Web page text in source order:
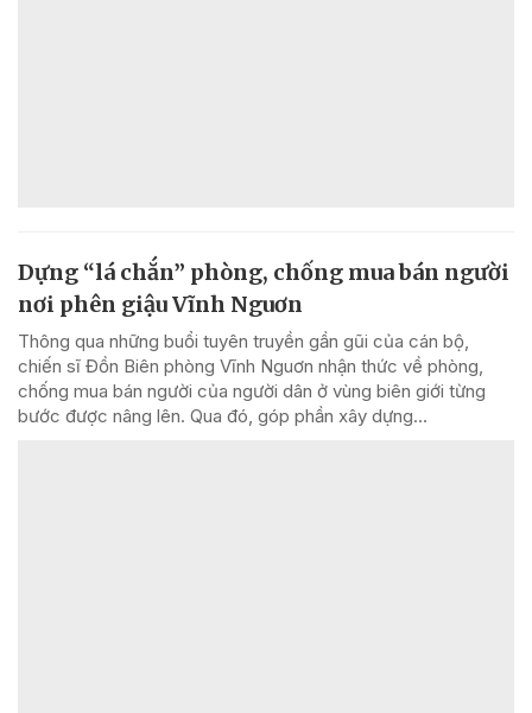
Dựng “lá chắn” phòng, chống mua bán người
nơi phên giậu Vĩnh Nguơn
Thông qua những buổi tuyên truyền gần gũi của cán bộ,
chiến sĩ Đồn Biên phòng Vĩnh Nguơn nhận thức về phòng,
chống mua bán người của người dân ở vùng biên giới từng
bước được nâng lên. Qua đó, góp phần xây dựng...